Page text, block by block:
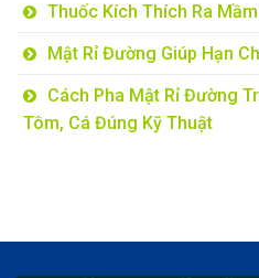
Thuốc Kích Thích Ra
Mật Rỉ Đường Giúp Hạn
Cách Pha Mật Rỉ Đường
Tôm, Cá Đúng Kỹ Thuật